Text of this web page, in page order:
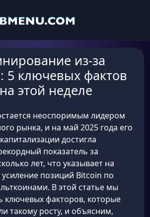
из-за
5 ключевых фактов
этой неделе
неоспоримым лидером
рынка, и на май 2025 года его
достигла
показатель за
лет, что указывает на
позиций Bitcoin по
В этой статье мы
ключевых факторов, которые
такому росту, и объясним,